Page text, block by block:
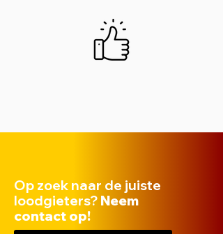
Op zoek naar de juiste
loodgieters? Neem
contact op!